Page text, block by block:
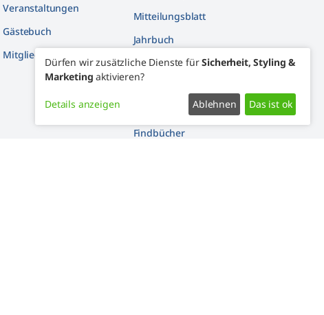
Veranstaltungen
Gästebuch
Mitglieder machen mit
Mitteilungsblatt
Jahrbuch
Artikelarchiv
Findbücher
Dürfen wir zusätzliche Dienste fürSicherheit, Styling &
Marketing aktivieren?
Details anzeigen Ablehnen Das ist ok